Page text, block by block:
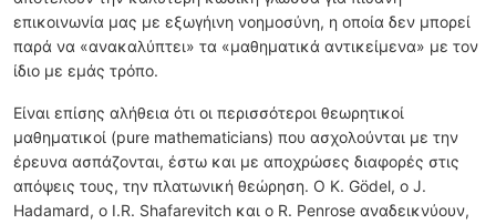
επικοινωνία μας με εξωγήινη νοημοσύνη, η οποία δεν μπορεί
παρά να «ανακαλύπτει» τα «μαθηματικά αντικείμενα» με τον
ίδιο με εμάς τρόπο.
Είναι επίσης αλήθεια ότι οι περισσότεροι θεωρητικοί
μαθηματικοί (pure mathematicians) που ασχολούνται με την
έρευνα ασπάζονται, έστω και με αποχρώσες διαφορές στις
απόψεις τους, την πλατωνική θεώρηση. Ο K. Gödel, ο J.
Hadamard, ο I.R. Shafarevitch και ο R. Penrose αναδεικνύουν,